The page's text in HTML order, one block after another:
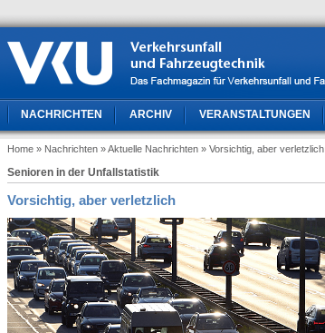
NACHRICHTEN ARCHIV VERANSTALTUNGEN
Home » Nachrichten » Aktuelle Nachrichten » Vorsichtig, aber verletzlich
Senioren in der Unfallstatistik
Vorsichtig, aber verletzlich